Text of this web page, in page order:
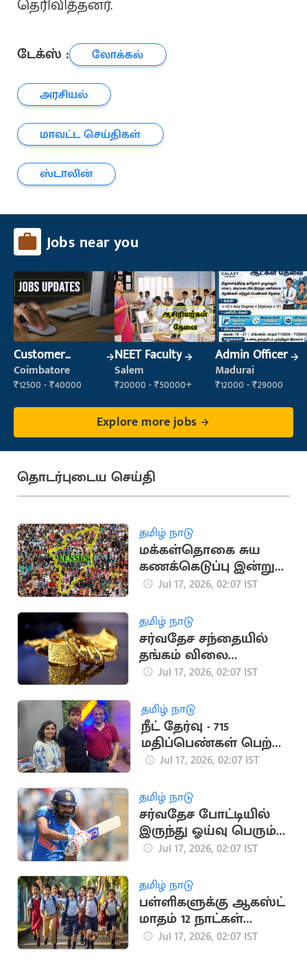
தெரிவித்தனர்.
டேக்ஸ் :
லோக்கல்
அரசியல்
மாவட்ட செய்திகள்
ஸ்டாலின்
Jobs near you
Customer
Support Officer
Coimbatore
₹12500 - ₹40000
NEET Faculty
Salem
₹20000 - ₹50000+
Admin Officer
Madurai
₹12000 - ₹29000
Explore more jobs
தொடர்புடைய செய்தி
தமிழ் நாடு
மக்கள்தொகை சுய
கணக்கெடுப்பு இன்று
முதல் தொடக்கம்
Jul 17, 2026, 02:07 IST
தமிழ் நாடு
சர்வதேச சந்தையில்
தங்கம் விலை
கணிசமாக குறைந்தது
Jul 17, 2026, 02:07 IST
தமிழ் நாடு
நீட் தேர்வு - 715
மதிப்பெண்கள் பெற்று
2 மாணவர்கள்
Jul 17, 2026, 02:07 IST
தமிழ் நாடு
சர்வதேச போட்டியில்
இருந்து ஓய்வு பெரும்
ரோஹித் சர்மா?
Jul 17, 2026, 02:07 IST
தமிழ் நாடு
பள்ளிகளுக்கு ஆகஸ்ட்
மாதம் 12 நாட்கள்
விடுமுறை
Jul 17, 2026, 02:07 IST